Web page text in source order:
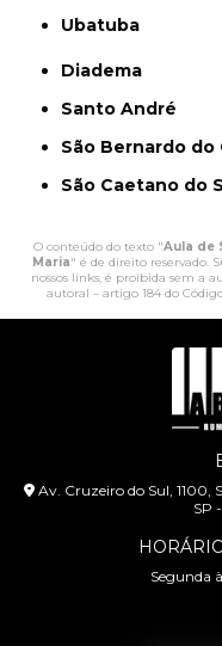
Ubatuba
Diadema
Santo André
São Bernardo
São Caetano do
O conteúdo do texto "Aula de
Maria" é de direito reservado.
nossos links, é proibida sem a
autoral – artigo 184 do
Av. Cruzeiro do Sul, 1100,
SP
Segunda